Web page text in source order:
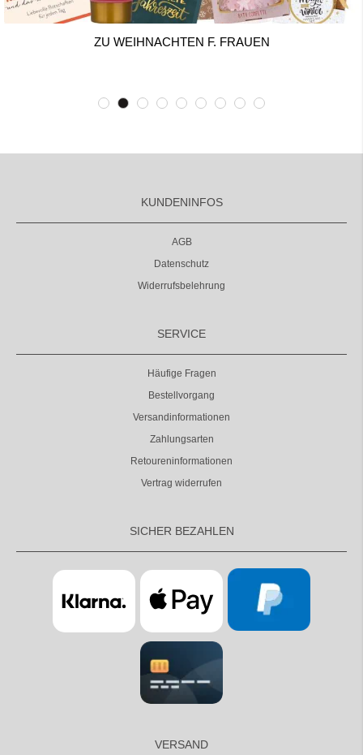
ZU WEIHNACHTEN F. FRAUEN
KUNDENINFOS
AGB
Datenschutz
Widerrufsbelehrung
SERVICE
Häufige Fragen
Bestellvorgang
Versandinformationen
Zahlungsarten
Retoureninformationen
Vertrag widerrufen
SICHER BEZAHLEN
VERSAND